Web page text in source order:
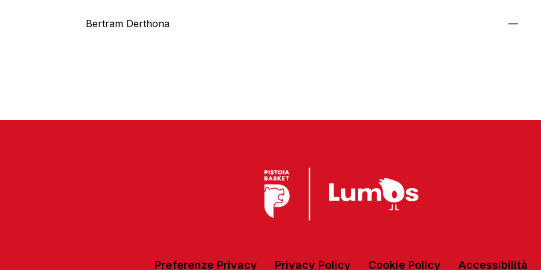
Bertram Derthona —
Preferenze Privacy Privacy Policy Cookie Policy Accessibilità